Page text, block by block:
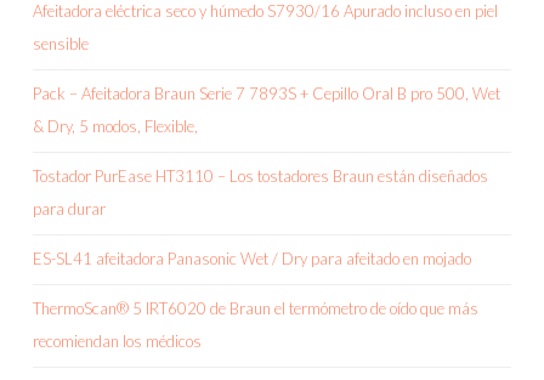
Afeitadora eléctrica seco y húmedo S7930/16 Apurado incluso en piel
sensible
Pack – Afeitadora Braun Serie 7 7893S + Cepillo Oral B pro 500, Wet
& Dry, 5 modos, Flexible,
Tostador PurEase HT3110 – Los tostadores Braun están diseñados
para durar
ES-SL41 afeitadora Panasonic Wet / Dry para afeitado en mojado
ThermoScan® 5 IRT6020 de Braun el termómetro de oído que más
recomiendan los médicos